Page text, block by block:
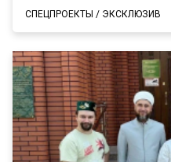
СПЕЦПРОЕКТЫ / ЭКСКЛЮЗИВ